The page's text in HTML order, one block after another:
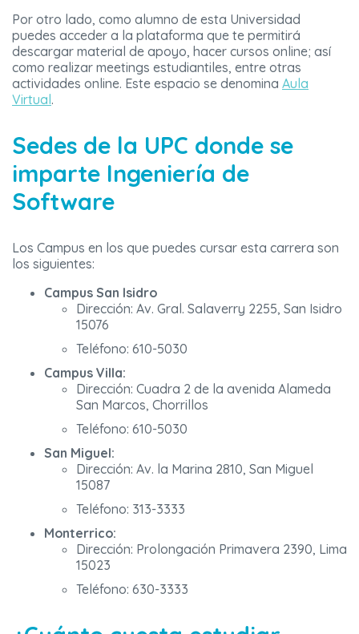
Por otro lado, como alumno de esta Universidad
puedes acceder a la plataforma que te permitirá
descargar material de apoyo, hacer cursos online; así
como realizar meetings estudiantiles, entre otras
actividades online. Este espacio se denomina Aula
Virtual.
Sedes de la UPC donde se
imparte Ingeniería de
Software
Los Campus en los que puedes cursar esta carrera son
los siguientes:
Campus San Isidro
Dirección: Av. Gral. Salaverry 2255, San Isidro
15076
Teléfono: 610-5030
Campus Villa:
Dirección: Cuadra 2 de la avenida Alameda
San Marcos, Chorrillos
Teléfono: 610-5030
San Miguel:
Dirección: Av. la Marina 2810, San Miguel
15087
Teléfono: 313-3333
Monterrico:
Dirección: Prolongación Primavera 2390, Lima
15023
Teléfono: 630-3333